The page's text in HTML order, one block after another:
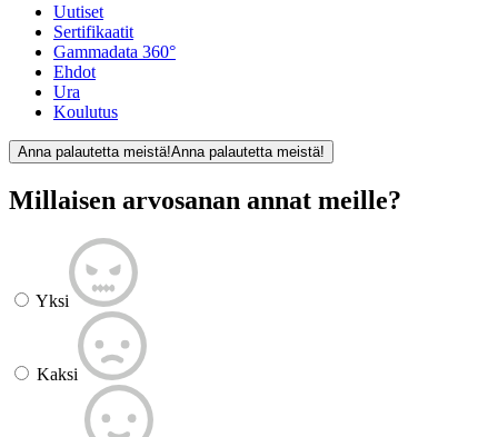
Uutiset
Sertifikaatit
Gammadata 360°
Ehdot
Ura
Koulutus
Anna palautetta meistä!Anna palautetta meistä!
Millaisen arvosanan annat meille?
Yksi
Kaksi